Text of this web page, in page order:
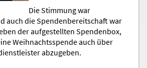
Die Stimmung war
auch die Spendenbereitschaft war
der aufgestellten Spendenbox,
Weihnachtsspende auch über
abzugeben.